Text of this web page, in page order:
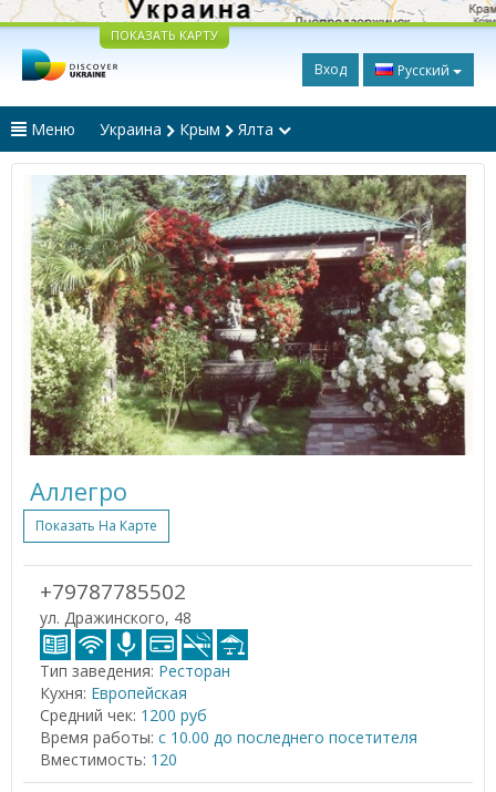
ПОКАЗАТЬ КАРТУ
Вход Русский
Меню Украина Крым Ялта
Аллегро
Показать На Карте
+79787785502
ул. Дражинского, 48
Тип заведения: Ресторан
Кухня: Европейская
Средний чек: 1200 руб
Время работы: с 10.00 до последнего посетителя
Вместимость: 120